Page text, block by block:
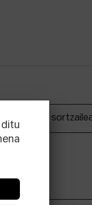
Ekoizpen